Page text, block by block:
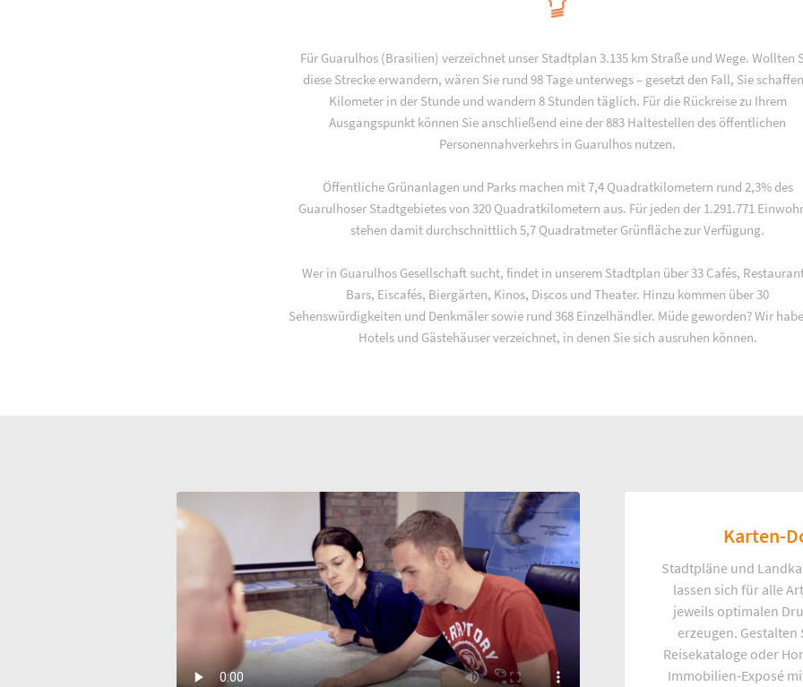
Für Guarulhos (Brasilien) verzeichnet unser Stadtplan 3.135 km Straße und Wege. Wollten
diese Strecke erwandern, wären Sie rund 98 Tage unterwegs – gesetzt den Fall, Sie
Kilometer in der Stunde und wandern 8 Stunden täglich. Für die Rückreise zu Ihrem
Ausgangspunkt können Sie anschließend eine der 883 Haltestellen des öffentlichen
Personennahverkehrs in Guarulhos nutzen.
Öffentliche Grünanlagen und Parks machen mit 7,4 Quadratkilometern rund 2,3% des
Guarulhoser Stadtgebietes von 320 Quadratkilometern aus. Für jeden der 1.291.771
stehen damit durchschnittlich 5,7 Quadratmeter Grünfläche zur Verfügung.
Wer in Guarulhos Gesellschaft sucht, findet in unserem Stadtplan über 33 Cafés,
Bars, Eiscafés, Biergärten, Kinos, Discos und Theater. Hinzu kommen über 30
Sehenswürdigkeiten und Denkmäler sowie rund 368 Einzelhändler. Müde geworden? Wir
Hotels und Gästehäuser verzeichnet, in denen Sie sich ausruhen können.
Karten-
Stadtpläne und
lassen sich für alle
jeweils optimalen
erzeugen.
Reisekataloge oder
Immobilien-Exposé